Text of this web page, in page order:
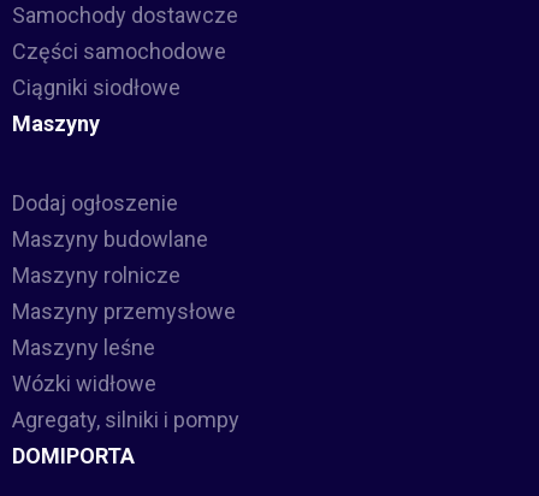
Samochody dostawcze
Części samochodowe
Ciągniki siodłowe
Maszyny
Dodaj ogłoszenie
Maszyny budowlane
Maszyny rolnicze
Maszyny przemysłowe
Maszyny leśne
Wózki widłowe
Agregaty, silniki i pompy
DOMIPORTA